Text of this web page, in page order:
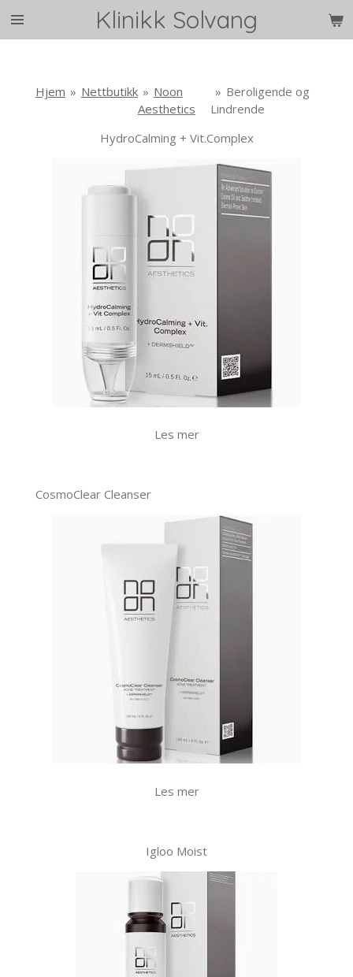
Gå
Klinikk Solvang
Hjem » Nettbutikk » Noon
Aesthetics
» Beroligende og
Lindrende
HydroCalming + Vit.Complex
Les mer
CosmoClear Cleanser
Les mer
Igloo Moist